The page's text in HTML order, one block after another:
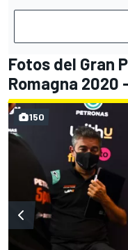
Fotos del Gran
Romagna 2020
150